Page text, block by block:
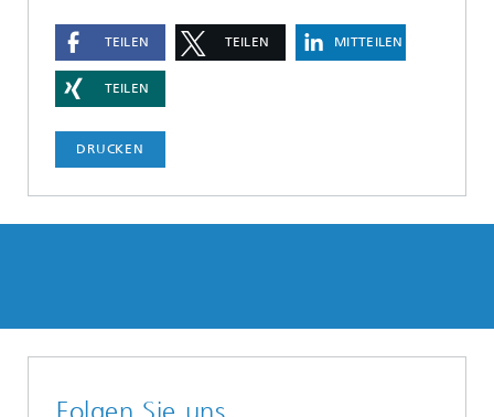
TEILEN TEILEN MITTEILEN
TEILEN
DRUCKEN